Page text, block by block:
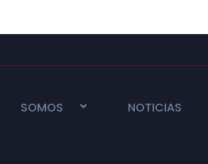
SOMOS NOTICIAS